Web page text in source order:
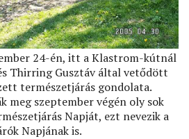
24-én, itt a Klastrom-kútnál
Thirring Gusztáv által vetődött
természetjárás gondolata.
meg szeptember végén oly sok
Napját, ezt nevezik a
Napjának is.